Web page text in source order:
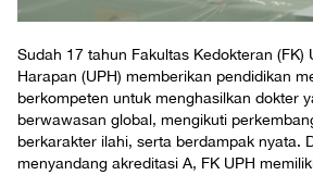
Sudah 17 tahun Fakultas Kedokteran (FK)
Harapan (UPH) memberikan pendidikan
berkompeten untuk menghasilkan dokter
berwawasan global, mengikuti
berkarakter ilahi, serta berdampak nyata.
menyandang akreditasi A, FK UPH